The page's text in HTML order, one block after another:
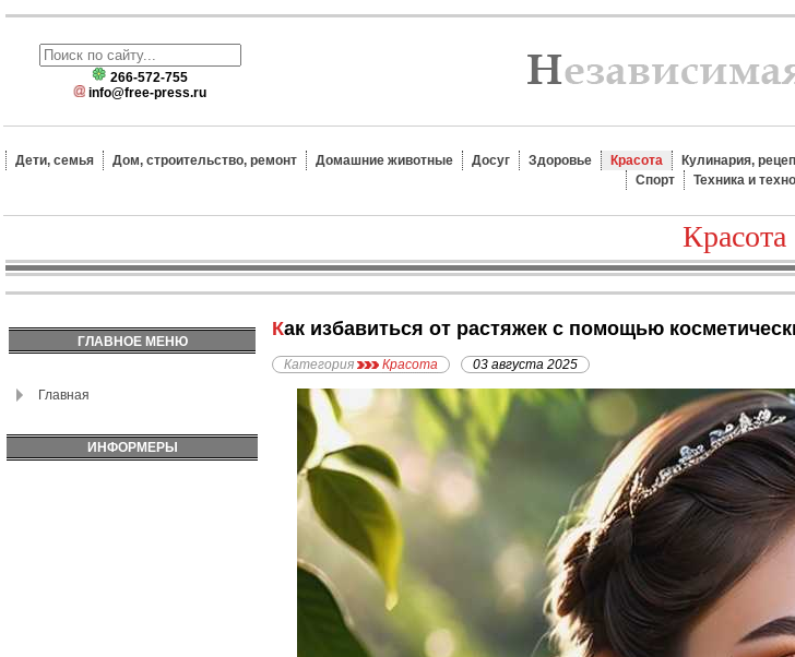
266-572-755
info@free-press.ru
Дети, семья Дом, строительство, ремонт Домашние животные Досуг Здоровье Красота Кулинария,
Спорт
Техника и
Красота
ГЛАВНОЕ МЕНЮ
Главная
ИНФОРМЕРЫ
Как избавиться от растяжек с помощью
Категория Красота 03 августа 2025